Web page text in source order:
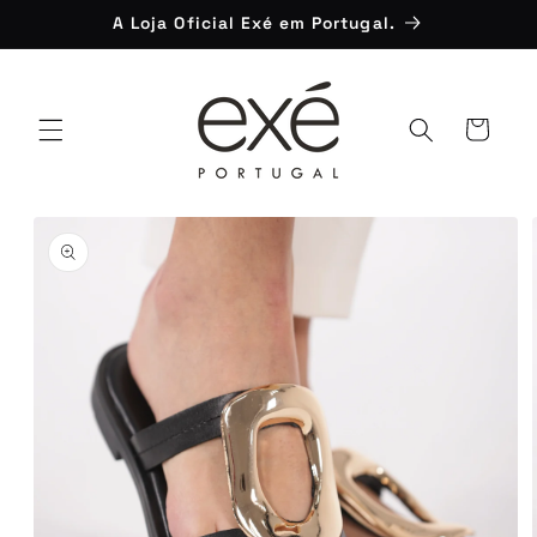
conteúdo
A Loja Oficial Exé em Portugal.
Carrinho
informação
do produto